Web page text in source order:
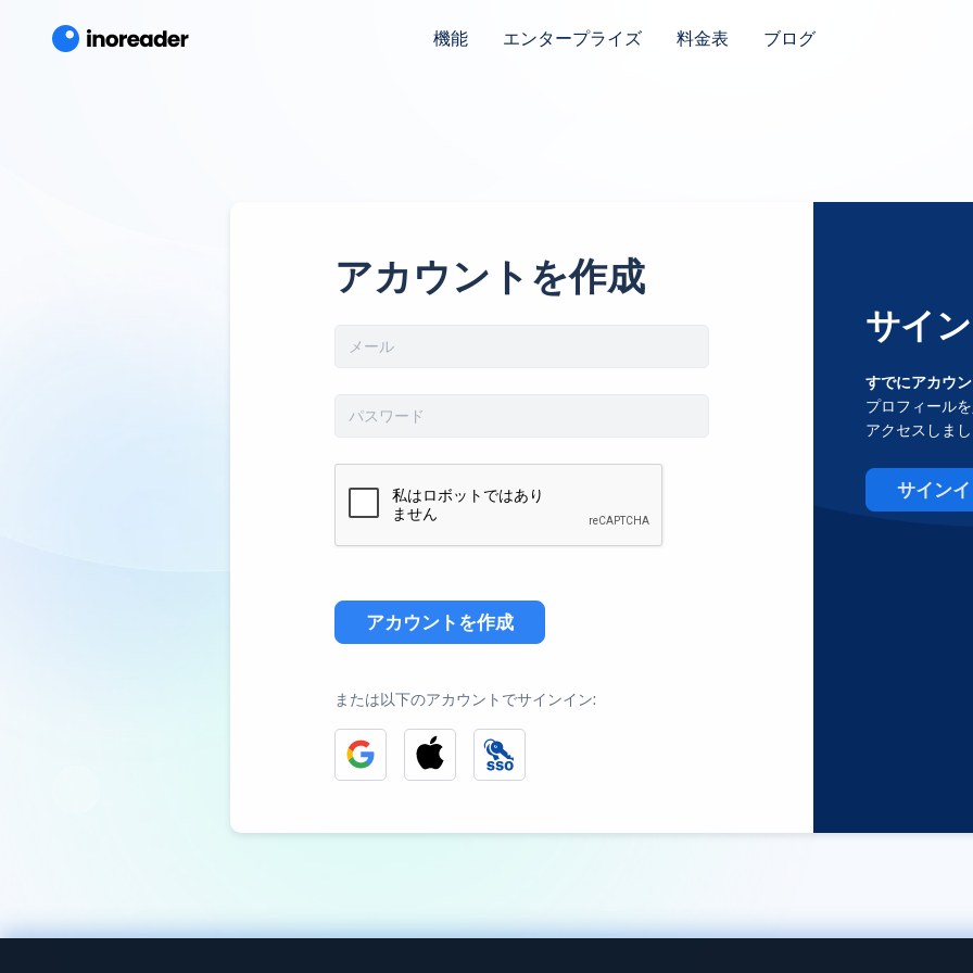
機能 エンタープライズ 料金表 ブログ
アカウントを作成
アカウントを作成
または以下のアカウントでサインイン:
サイ
すでにアカウ
プロフィール
アクセスしま
サイン